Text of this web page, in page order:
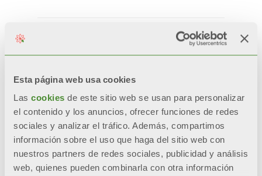
Esta página web usa cookies
Las cookies de este sitio web se usan para personalizar
el contenido y los anuncios, ofrecer funciones de redes
sociales y analizar el tráfico. Además, compartimos
información sobre el uso que haga del sitio web con
nuestros partners de redes sociales, publicidad y análisis
web, quienes pueden combinarla con otra información